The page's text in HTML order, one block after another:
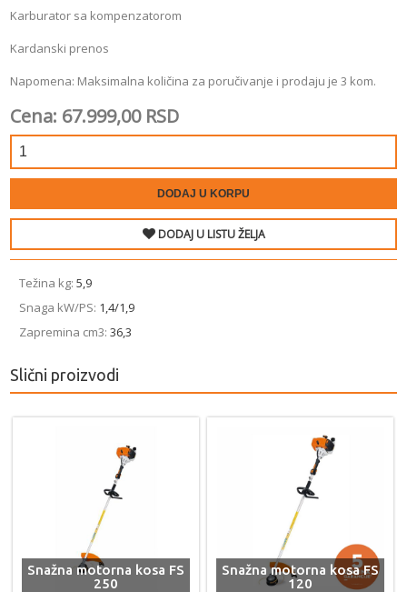
Karburator sa kompenzatorom
Kardanski prenos
Napomena: Maksimalna količina za poručivanje i prodaju je 3 kom.
Cena: 67.999,00 RSD
DODAJ U KORPU
DODAJ U LISTU ŽELJA
Težina ­kg:5,9
Snaga ­kW/PS: 1,4/1,9
Zapremina ­cm3:36,3
Slični proizvodi
Snažna motorna kosa FS
250
Snažna motorna kosa FS
120